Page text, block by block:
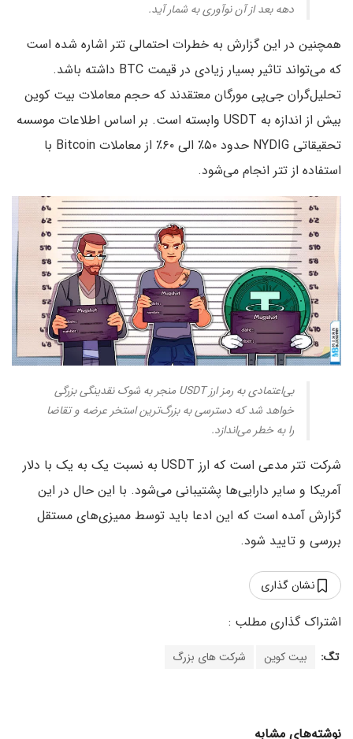
دهه بعد از آن نوآوری به شمار آید.
همچنین در این گزارش به خطرات احتمالی تتر اشاره شده است
که می‌تواند تاثیر بسیار زیادی در قیمت BTC داشته باشد.
تحلیل‌گران جی‌پی مورگان معتقدند که حجم معاملات بیت کوین
بیش از اندازه به USDT وابسته است. بر اساس اطلاعات موسسه
تحقیقاتی NYDIG حدود ۵۰٪ الی ۶۰٪ از معاملات Bitcoin با
استفاده از تتر انجام می‌شود.
بی‌اعتمادی به رمز ارز USDT منجر به شوک نقدینگی بزرگی
خواهد شد که دسترسی به بزرگ‌ترین استخر عرضه و تقاضا
را به خطر می‌اندازد.
شرکت تتر مدعی است که ارز USDT به نسبت یک به یک با دلار
آمریکا و سایر دارایی‌ها پشتیبانی می‌شود. با این حال در این
گزارش آمده است که این ادعا باید توسط ممیزی‌های مستقل
بررسی و تایید شود.
نشان گذاری
تگ: بیت کوین شرکت های بزرگ
نوشته‌های مشابه